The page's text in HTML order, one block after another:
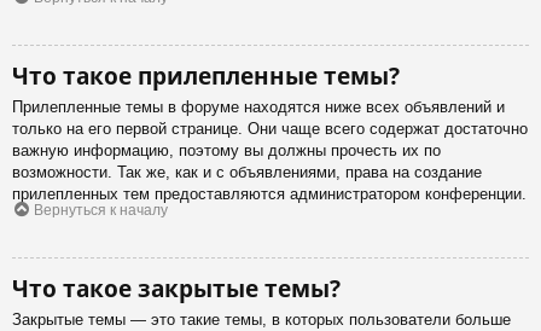
Что такое прилепленные темы?
Прилепленные темы в форуме находятся ниже всех объявлений и
только на его первой странице. Они чаще всего содержат достаточно
важную информацию, поэтому вы должны прочесть их по
возможности. Так же, как и с объявлениями, права на создание
прилепленных тем предоставляются администратором конференции.
Вернуться к началу
Что такое закрытые темы?
Закрытые темы — это такие темы, в которых пользователи больше